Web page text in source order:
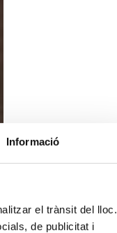
Informació
el trànsit del lloc.
de publicitat i